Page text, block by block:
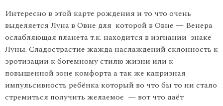
Интересно в этой карте рождения и то что очень
выделяется Луна в Овне для которой в Овне — Венера
ослабляющая планета т.к. находится в изгнании знаке
Луны. Сладострастие жажда наслаждений склонность к
эротизации к богемному стилю жизни или к
повышенной зоне комфорта а так же капризная
импульсивность ребёнка который во что бы то ни стало
стремиться получить желаемое — вот что даёт